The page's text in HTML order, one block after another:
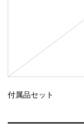
付属品セット